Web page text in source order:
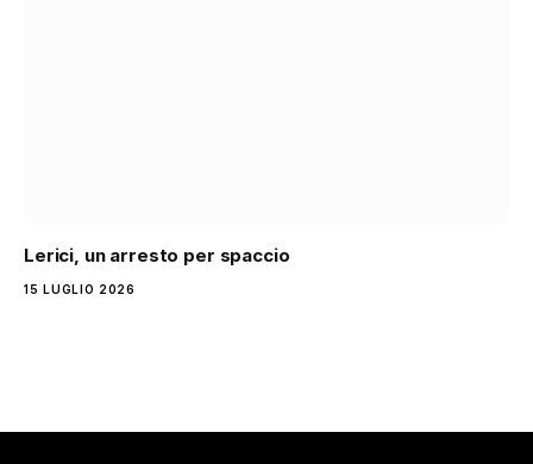
Lerici, un arresto per spaccio
15 LUGLIO 2026